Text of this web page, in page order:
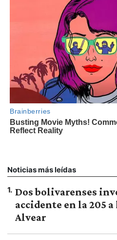
Noticias más leídas
1. Dos bolivarenses
accidente en la 205
Alvear